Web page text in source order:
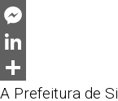
Twitter
Messenger
LinkedIn
Share
A Prefeitura de